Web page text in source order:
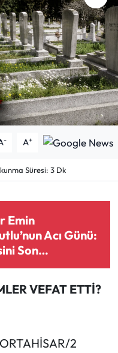
- A+
Süresi: 3 Dk
Emin
Acı Günü:
Son
Uğurladı
VEFAT ETTİ?
2